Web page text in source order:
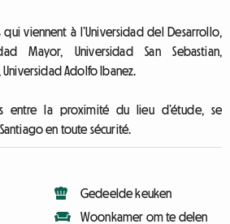
viennent à l’Universidad del Desarrollo,
Mayor, Universidad San Sebastian,
Adolfo Ibanez.
entre la proximité du lieu d’étude, se
en toute sécurité.
Gedeelde keuken
Woonkamer om te delen